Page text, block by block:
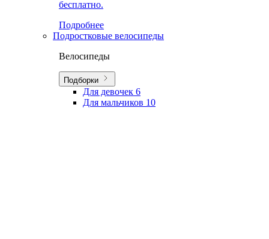
бесплатно.
Подробнее
Подростковые велосипеды
Велосипеды
Подборки
Для девочек 6
Для мальчиков 10